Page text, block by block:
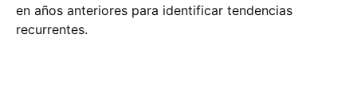
en años anteriores para identificar tendencias
recurrentes.